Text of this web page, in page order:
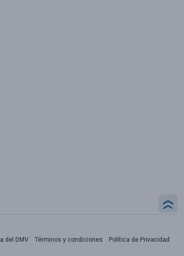
del DMV Términos y condiciones Política de Privacidad